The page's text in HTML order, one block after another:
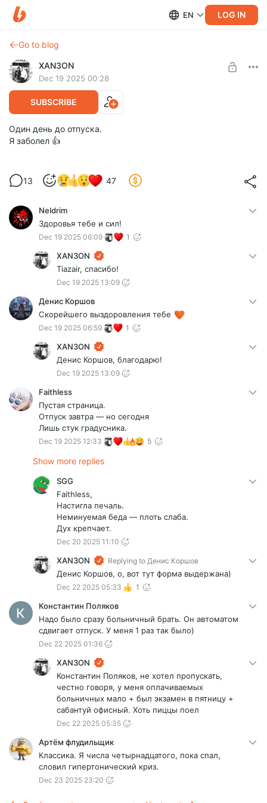
EN LOG IN
Go to blog
XAN3ON
Dec 19 2025 00:28
SUBSCRIBE
Один день до отпуска.
Я заболел 👍
13 47
Neldrim
Здоровья тебе и сил!
Dec 19 2025 06:09 1
XAN3ON
Tiazair, спасибо!
Dec 19 2025 13:09
Денис Коршов
Скорейшего выздоровления тебе
Dec 19 2025 06:59 1
XAN3ON
Денис Коршов, благодарю!
Dec 19 2025 13:09
Faithless
Пустая страница.
Отпуск завтра — но сегодня
Лишь стук градусника.
Dec 19 2025 12:33 5
Show more replies
SGG
Faithless,
Настигла печаль.
Неминуемая беда — плоть слаба.
Дух крепчает.
Dec 20 2025 11:10
XAN3ON Replying to Денис Коршов
Денис Коршов, о, вот тут форма выдержана)
Dec 22 2025 05:33 1
Константин Поляков
Надо было сразу больничный брать. Он автоматом
сдвигает отпуск. У меня 1 раз так было)
Dec 22 2025 01:36
XAN3ON
Константин Поляков, не хотел пропускать,
честно говоря, у меня оплачиваемых
больничных мало + был экзамен в пятницу +
сабантуй офисный. Хоть пиццы поел
Dec 22 2025 05:35
Артём флудильщик
Классика. Я числа четырнадцатого, пока спал,
словил гипертонический криз.
Dec 23 2025 23:20